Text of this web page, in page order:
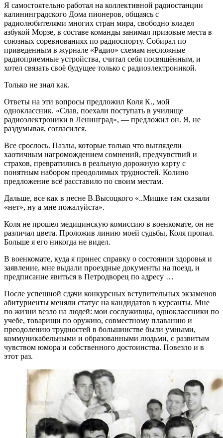
Я самостоятельно работал на коллективной радиостанции
калининградского Дома пионеров, общаясь с
радиолюбителями многих стран мира, свободно владел
азбукой Морзе, в составе команды занимал призовые места в
союзных соревнованиях по радиоспорту. Собирал по
приведенным в журнале «Радио» схемам несложные
радиоприемные устройства, считал себя посвящённым, и
хотел связать своё будущее только с радиоэлектроникой.
Только не знал как.
Ответы на эти вопросы предложил Коля К., мой
одноклассник. «Слав, поехали поступать в училище
радиоэлектроники в Ленинград», — предложил он. Я, не
раздумывая, согласился.
Все срослось. Пазлы, которые только что выглядели
хаотичным нагромождением сомнений, предчувствий и
страхов, превратились в реальную дорожную карту с
понятным набором преодолимых трудностей. Колино
предложение всё расставило по своим местам.
Дальше, все как в песне В.Высоцкого «..Мишке там сказали
«нет», ну а мне пожалуйста».
Коля не прошел медицинскую комиссию в военкомате, он не
различал цвета. Проложив линию моей судьбы, Коля пропал.
Больше я его никогда не видел.
В военкомате, куда я принес справку о состоянии здоровья и
заявление, мне выдали проездные документы на поезд, и
предписание явиться в Петродворец по адресу …
После успешной сдачи конкурсных вступительных экзаменов
абитуриенты меняли статус на кандидатов в курсанты. Мне
по жизни везло на людей: мои сослуживцы, одноклассники по
учебе, товарищи по оружию, совместному плаванию и
преодолению трудностей в большинстве были умными,
коммуникабельными и образованными людьми, с развитым
чувством юмора и собственного достоинства. Повезло и в
этот раз.